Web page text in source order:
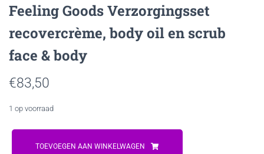
Feeling Goods Verzorgingsset
recovercrème, body oil en scrub
face & body
€83,50
1 op voorraad
Feeling
TOEVOEGEN AAN WINKELWAGEN